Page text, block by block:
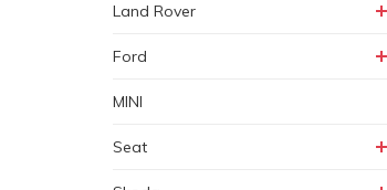
Land Rover
Ford
MINI
Seat